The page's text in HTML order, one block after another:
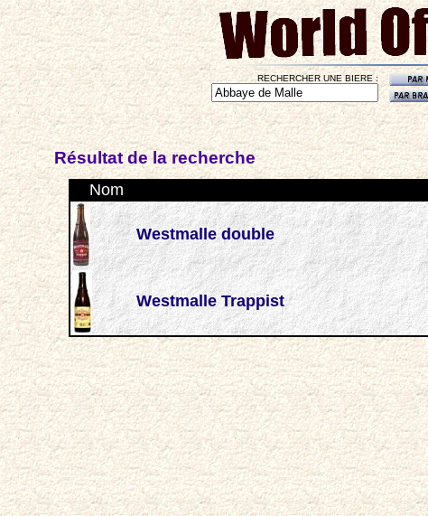
RECHERCHER UNE BIERE :
Résultat de la recherche
Nom
Westmalle double
Westmalle Trappist